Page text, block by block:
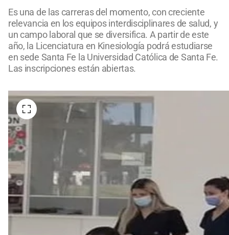
Es una de las carreras del momento, con creciente
relevancia en los equipos interdisciplinares de salud, y
un campo laboral que se diversifica. A partir de este
año, la Licenciatura en Kinesiología podrá estudiarse
en sede Santa Fe la Universidad Católica de Santa Fe.
Las inscripciones están abiertas.